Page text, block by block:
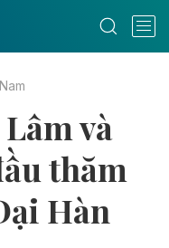
và
thăm
Hàn